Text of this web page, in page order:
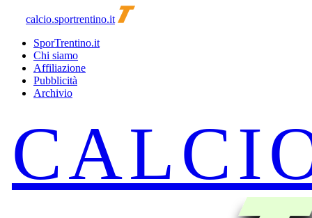
calcio.sportrentino.it
SporTrentino.it
Chi siamo
Affiliazione
Pubblicità
Archivio